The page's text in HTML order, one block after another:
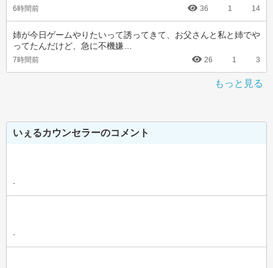
6時間前 36 1 14
姉が今日ゲームやりたいって誘ってきて、お父さんと私と姉でや
ってたんだけど、急に不機嫌…
7時間前 26 1 3
もっと見る
いぇるカウンセラーのコメント
-
-